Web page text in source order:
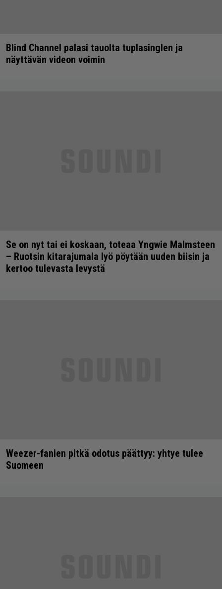
Blind Channel palasi tauolta tuplasinglen ja
näyttävän videon voimin
Se on nyt tai ei koskaan, toteaa Yngwie Malmsteen
– Ruotsin kitarajumala lyö pöytään uuden biisin ja
kertoo tulevasta levystä
Weezer-fanien pitkä odotus päättyy: yhtye tulee
Suomeen